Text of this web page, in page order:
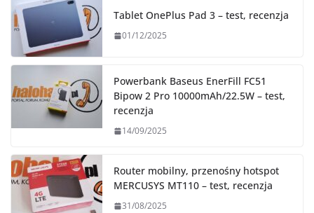
Tablet OnePlus Pad 3 – test, recenzja
01/12/2025
Powerbank Baseus EnerFill FC51
Bipow 2 Pro 10000mAh/22.5W – test,
recenzja
14/09/2025
Router mobilny, przenośny hotspot
MERCUSYS MT110 – test, recenzja
31/08/2025